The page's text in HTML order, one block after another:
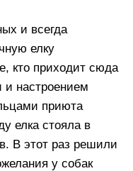
и всегда
елку
кто приходит сюда
настроением
приюта
елка стояла в
В этот раз решили
у собак